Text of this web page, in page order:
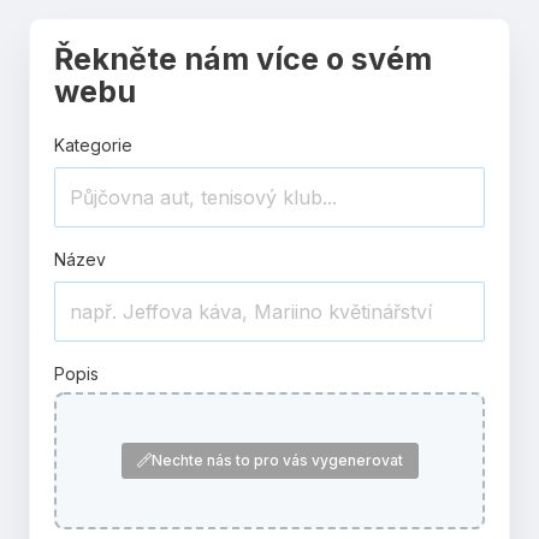
Řekněte nám více o svém
webu
Kategorie
Název
Popis
Nechte nás to pro vás vygenerovat